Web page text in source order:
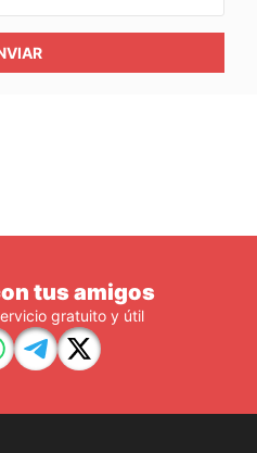
tus amigos
gratuito y útil